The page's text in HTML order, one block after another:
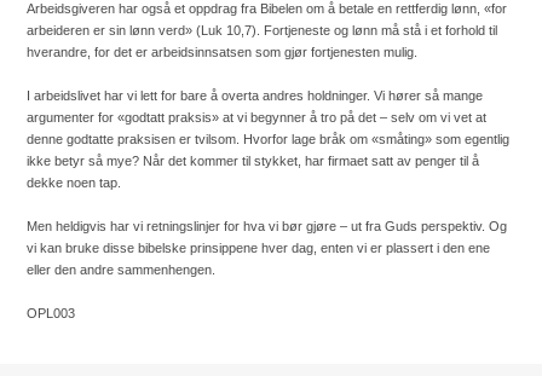
Arbeidsgiveren har også et oppdrag fra Bibelen om å betale en rettferdig lønn, «for
arbeideren er sin lønn verd» (Luk 10,7). Fortjeneste og lønn må stå i et forhold til
hverandre, for det er arbeidsinnsatsen som gjør fortjenesten mulig.
I arbeidslivet har vi lett for bare å overta andres holdninger. Vi hører så mange
argumenter for «godtatt praksis» at vi begynner å tro på det – selv om vi vet at
denne godtatte praksisen er tvilsom. Hvorfor lage bråk om «småting» som egentlig
ikke betyr så mye? Når det kommer til stykket, har firmaet satt av penger til å
dekke noen tap.
Men heldigvis har vi retningslinjer for hva vi bør gjøre – ut fra Guds perspektiv. Og
vi kan bruke disse bibelske prinsippene hver dag, enten vi er plassert i den ene
eller den andre sammenhengen.
OPL003